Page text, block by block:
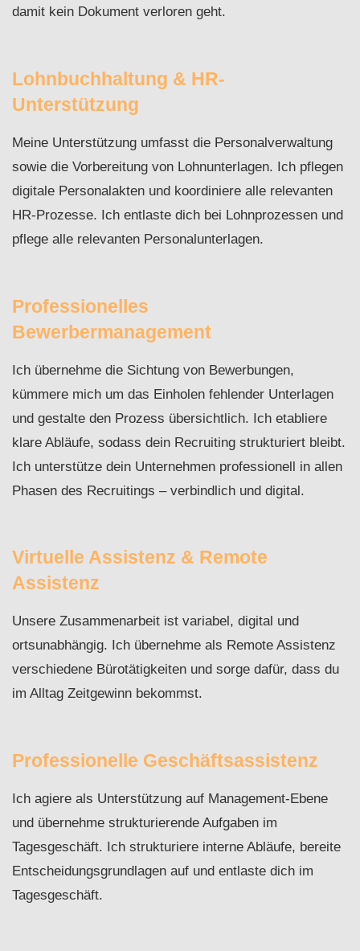
damit kein Dokument verloren geht.
Lohnbuchhaltung & HR-
Unterstützung
Meine Unterstützung umfasst die Personalverwaltung
sowie die Vorbereitung von Lohnunterlagen. Ich pflegen
digitale Personalakten und koordiniere alle relevanten
HR-Prozesse. Ich entlaste dich bei Lohnprozessen und
pflege alle relevanten Personalunterlagen.
Professionelles
Bewerbermanagement
Ich übernehme die Sichtung von Bewerbungen,
kümmere mich um das Einholen fehlender Unterlagen
und gestalte den Prozess übersichtlich. Ich etabliere
klare Abläufe, sodass dein Recruiting strukturiert bleibt.
Ich unterstütze dein Unternehmen professionell in allen
Phasen des Recruitings – verbindlich und digital.
Virtuelle Assistenz & Remote
Assistenz
Unsere Zusammenarbeit ist variabel, digital und
ortsunabhängig. Ich übernehme als Remote Assistenz
verschiedene Bürotätigkeiten und sorge dafür, dass du
im Alltag Zeitgewinn bekommst.
Professionelle Geschäftsassistenz
Ich agiere als Unterstützung auf Management-Ebene
und übernehme strukturierende Aufgaben im
Tagesgeschäft. Ich strukturiere interne Abläufe, bereite
Entscheidungsgrundlagen auf und entlaste dich im
Tagesgeschäft.